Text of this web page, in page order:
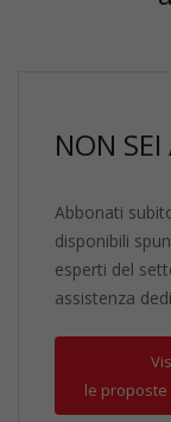
NON
Abbonati
disponibili
esperti del
assistenza
le